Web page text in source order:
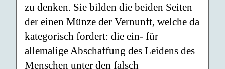
zu denken. Sie bilden die beiden Seiten
der einen Münze der Vernunft, welche da
kategorisch fordert: die ein- für
allemalige Abschaffung des Leidens des
Menschen unter den falsch